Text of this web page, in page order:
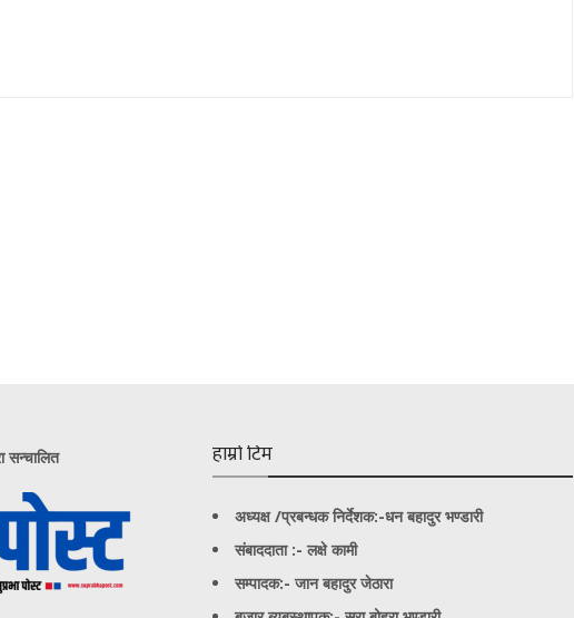
सन्चालित हाम्रो टिम
अध्यक्ष /प्रबन्धक निर्देशक:-धन बहादुर भण्डारी
संबाददाता :- लक्षे कामी
सम्पादक:- जान बहादुर जेठारा